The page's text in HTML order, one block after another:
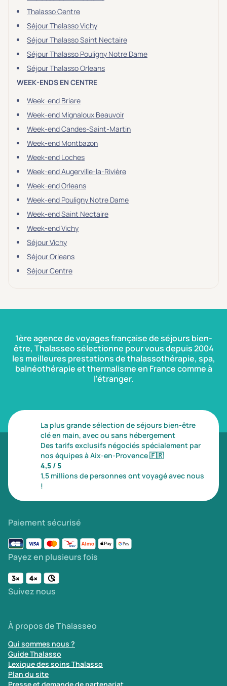
Thalasso Centre
Séjour Thalasso Vichy
Séjour Thalasso Saint Nectaire
Séjour Thalasso Pouligny Notre Dame
Séjour Thalasso Orleans
WEEK-ENDS EN CENTRE
Week-end Briare
Week-end Mignaloux Beauvoir
Week-end Candes-Saint-Martin
Week-end Montbazon
Week-end Loches
Week-end Augerville-la-Rivière
Week-end Orleans
Week-end Pouligny Notre Dame
Week-end Saint Nectaire
Week-end Vichy
Séjour Vichy
Séjour Orleans
Séjour Centre
1ère agence de voyages française de séjours bien-
être, Thalasseo sélectionne pour vous depuis 2004
les meilleures prestations de thalassothérapie, spa,
balnéothérapie et thermalisme en France comme à
l’étranger.
La plus grande sélection de séjours bien-être
clé en main, avec ou sans hébergement
Des tarifs exclusifs négociés spécialement par
nos équipes à Aix-en-Provence🇫🇷
4,5 / 5
1,5 millions de personnes ont voyagé avec nous
!
Paiement sécurisé
Payez en plusieurs fois
Suivez nous
À propos de Thalasseo
Qui sommes nous ?
Guide Thalasso
Lexique des soins Thalasso
Plan du site